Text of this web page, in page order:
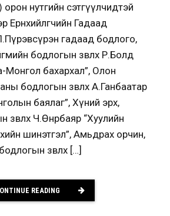
орон нутгийн сэтгүүлчидтэй
Ерөнхийлөгчийн Гадаад
гадаад бодлого,
бодлогын зөвлөх Р.Болд
Монгол бахархал”, Олон
бодлогын зөвлөх А.Ганбаатар
баялаг”, Хүний эрх,
Ч.Өнөрбаяр “Хуулийн
шинэтгэл”, Амьдрах орчин,
зөвлөх […]
READING